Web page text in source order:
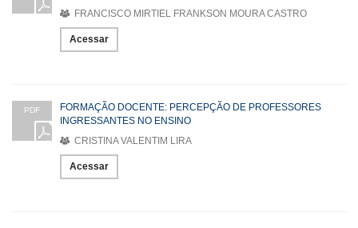
FRANCISCO MIRTIEL FRANKSON MOURA CASTRO
Acessar
PDF
FORMAÇÃO DOCENTE: PERCEPÇÃO DE PROFESSORES
INGRESSANTES NO ENSINO
CRISTINA VALENTIM LIRA
Acessar